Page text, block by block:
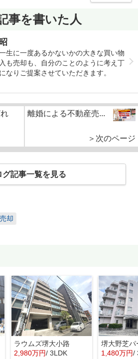
事を書いた人
生に一度あるかないかの大きな買い物
も売却も、自分のことのように考え丁
なりご提案させていただきます。
離婚による不動産売...
＞次のページ
グ記事一覧を見る
却
ラウムズ堺大小路
2,980万円/ 3LDK 1,480万円/